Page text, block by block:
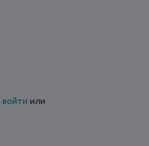
войти или